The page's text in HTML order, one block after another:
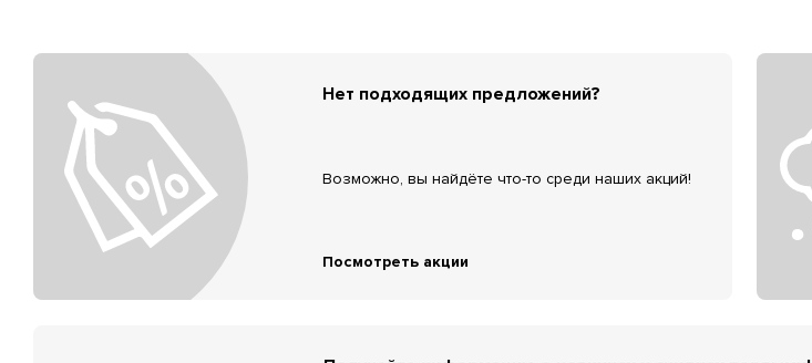
Нет подходящих предложений?
Возможно, вы найдёте что-то среди наших акций!
Посмотреть акции